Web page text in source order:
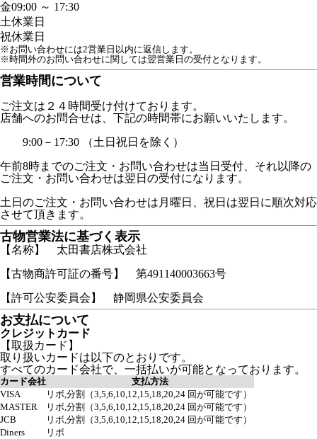
金09:00 ～ 17:30
土休業日
祝休業日
※お問い合わせには2営業日以内に返信します。
※時間外のお問い合わせに関しては翌営業日の受付となります。
営業時間について
ご注文は２４時間受け付けております。
店舗へのお問合せは、下記の時間帯にお願いいたします。
9:00－17:30 （土日祝日を除く）
午前8時までのご注文・お問い合わせは当日受付、それ以降の
ご注文・お問い合わせは翌日の受付になります。
土日のご注文・お問い合わせは月曜日、祝日は翌日に順次対応
させて頂きます。
古物営業法に基づく表示
【名称】 太田書店株式会社
【古物商許可証の番号】 第491140003663号
【許可公安委員会】 静岡県公安委員会
お支払について
クレジットカード
【取扱カード】
取り扱いカードは以下のとおりです。
すべてのカード会社で、一括払いが可能となっております。
カード会社
支払方法
VISA
リボ,分割（3,5,6,10,12,15,18,20,24 回が可能です）
MASTER
リボ,分割（3,5,6,10,12,15,18,20,24 回が可能です）
JCB
リボ,分割（3,5,6,10,12,15,18,20,24 回が可能です）
Diners
リボ